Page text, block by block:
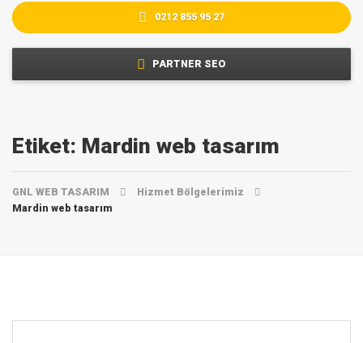
PARTNER SEO
0212 855 95 27
Etiket: Mardin ‎web tasarım
GNL WEB TASARIM
Hizmet Bölgelerimiz
Mardin ‎web tasarım